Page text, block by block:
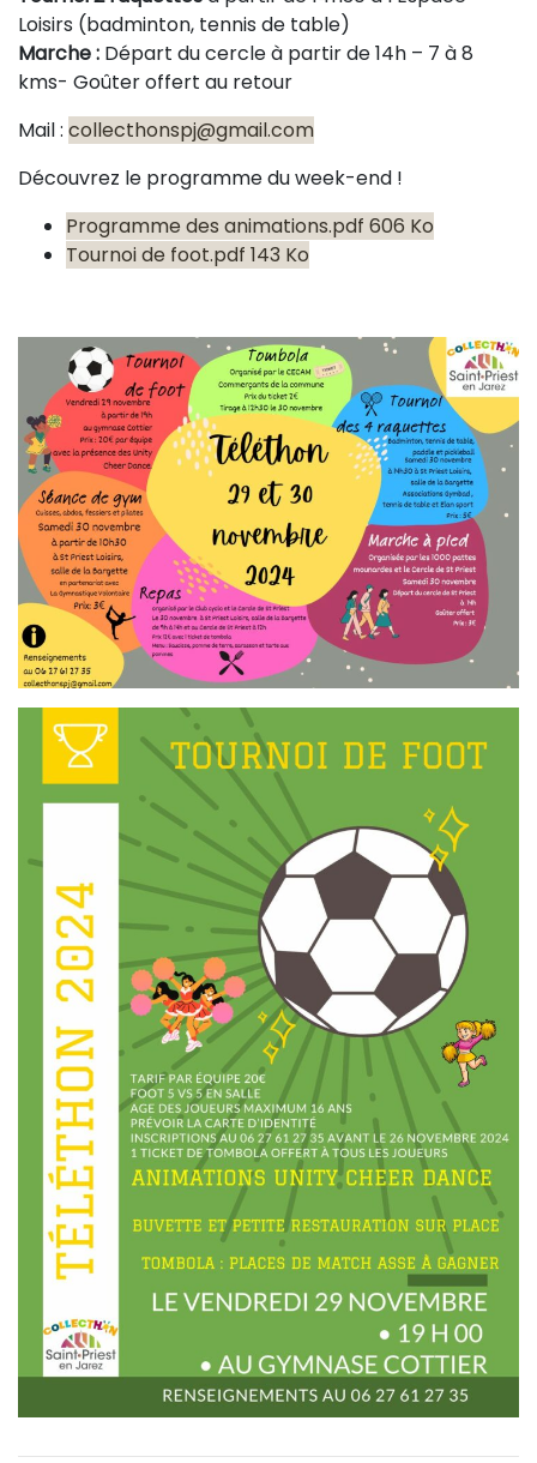
Loisirs (badminton, tennis de table)
Marche : Départ du cercle à partir de 14h – 7 à 8
kms- Goûter offert au retour
Mail : collecthonspj@gmail.com
Découvrez le programme du week-end !
Programme des animations.pdf 606 Ko
Tournoi de foot.pdf 143 Ko